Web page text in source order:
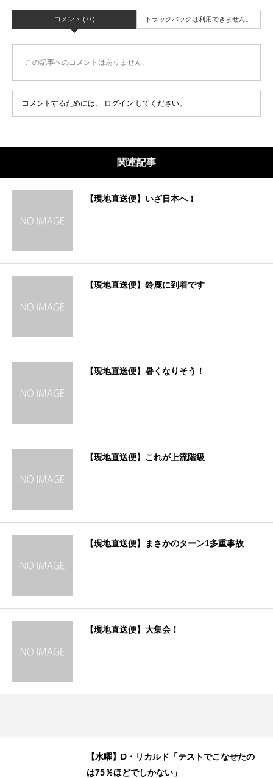
コメント ( 0 ) トラックバックは利用できません。
この記事へのコメントはありません。
コメントするためには、 ログイン してください。
関連記事
【現地直送便】いざ日本へ！
【現地直送便】鈴鹿に到着です
【現地直送便】暑くなりそう！
【現地直送便】これが上流階級
【現地直送便】まさかのターン1多重事故
【現地直送便】大集会！
【水曜】D・リカルド「テストでこなせたの
は75％ほどでしかない」